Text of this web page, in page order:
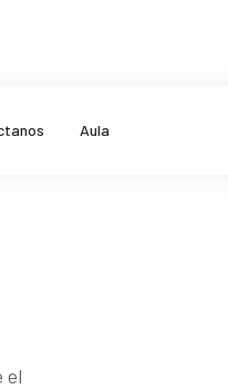
Aula
el